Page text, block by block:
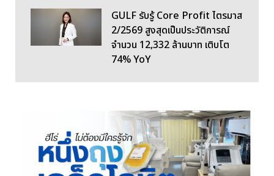
GULF รับรู้ Core Profit ไตรมาส
2/2569 สูงสุดเป็นประวัติการณ์
จำนวน 12,332 ล้านบาท เติบโต
74% YoY